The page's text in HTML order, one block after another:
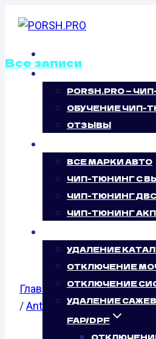
PORSH.PRO —
ОБУЧЕНИЕ ЧИП-
ОТЗЫВЫ
ВСЕ МАРКИ АВТО
ЧИП-ТЮНИНГ С
ЧИП-ТЮНИНГ ДВС
ЧИП-ТЮНИНГ
УДАЛЕНИЕ
ОТКЛЮЧЕНИЕ
ОТКЛЮЧЕНИЕ
УДАЛЕНИЕ
FAP/DPF
Все записи
ФАЙЛОВ
OPEL
3.2 (227
Главная /Калибровка
/Antara/ 3.2